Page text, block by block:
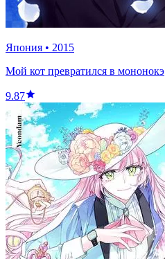
Япония • 2015
Мой кот превратился в мононокэ
9.87